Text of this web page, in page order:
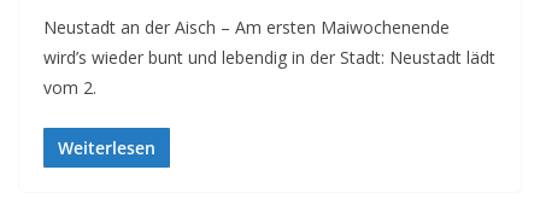
Neustadt an der Aisch – Am ersten Maiwochenende
wird’s wieder bunt und lebendig in der Stadt: Neustadt lädt
vom 2.
Weiterlesen